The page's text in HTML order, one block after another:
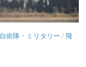
自衛隊・ミリタリー /飛